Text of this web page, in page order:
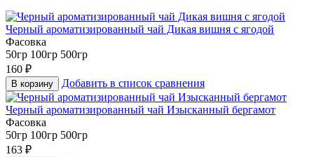
Черный ароматизированный чай Дикая вишня с ягодой
Фасовка
50гр 100гр 500гр
160 ₽
В корзину Добавить в список сравнения
Черный ароматизированный чай Изысканный бергамот
Фасовка
50гр 100гр 500гр
163 ₽